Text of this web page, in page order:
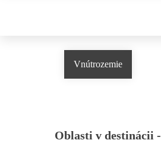
Vnútrozemie
Oblasti v destinácii -